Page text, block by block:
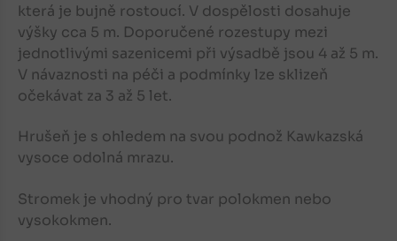
která je bujně rostoucí. V dospělosti dosahuje
výšky cca 5 m. Doporučené rozestupy mezi
jednotlivými sazenicemi při výsadbě jsou 4 až 5 m.
V návaznosti na péči a podmínky lze sklizeň
očekávat za 3 až 5 let.
Hrušeň je s ohledem na svou podnož Kawkazská
vysoce odolná mrazu.
Stromek je vhodný pro tvar polokmen nebo
vysokokmen.